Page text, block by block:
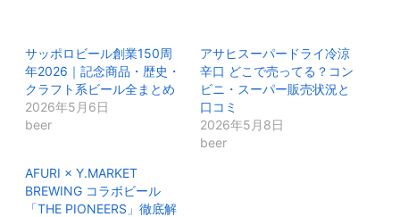
サッポロビール創業150周
年2026｜記念商品・歴史・
クラフト系ビール全まとめ
2026年5月6日
beer
アサヒスーパードライ冷涼
辛口 どこで売ってる？コン
ビニ・スーパー販売状況と
口コミ
2026年5月8日
beer
AFURI × Y.MARKET
BREWING コラボビール
「THE PIONEERS」徹底解